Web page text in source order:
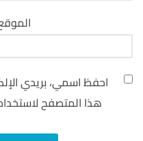
احفظ اسمي، بريدي
هذا المتصفح